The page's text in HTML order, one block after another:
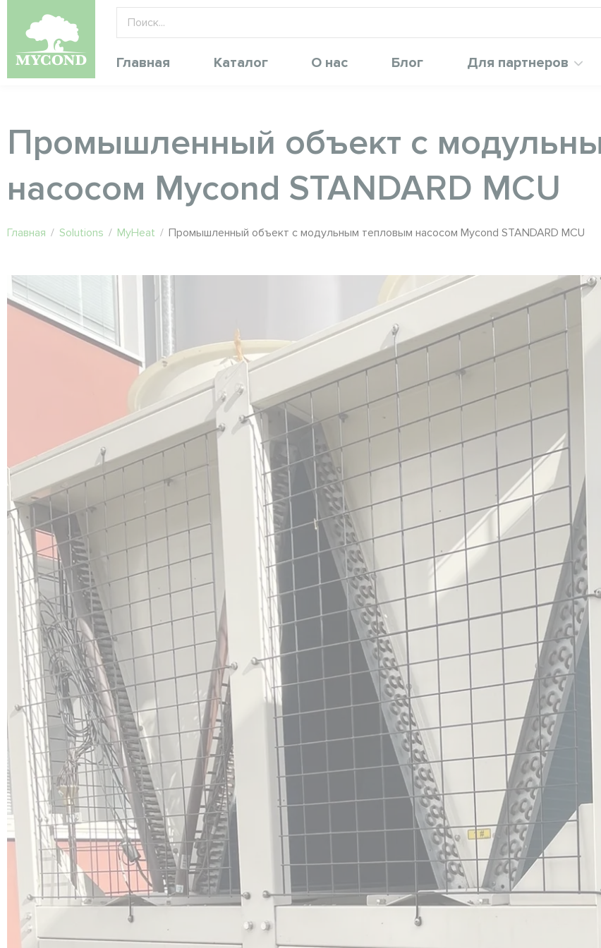
Главная Каталог О нас Блог Для партнеров
Промышленный объект с
насосом Mycond STANDARD MCU
Главная / Solutions / MyHeat / Промышленный объект с модульным тепловым насосом Mycond STANDARD MCU